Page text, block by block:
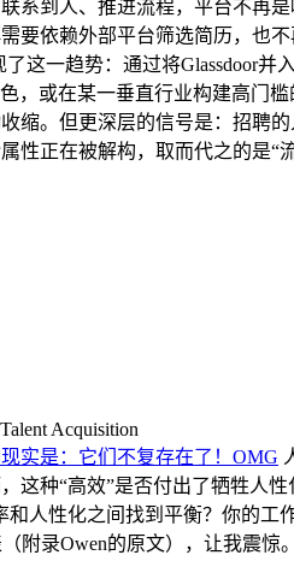
系到人、推进流程，平台不再
要依赖外部平台筛选简历，也
这一趋势：通过将Glassdoor
，或在某一垂直行业构建高门
缩。但更深层的信号是：招聘
性正在被解构，取而代之的是
Talent Acquisition
实是：它们不复存在了！OMG
这种“高效”是否付出了牺牲人
人性化之间找到平衡？你的
附录Owen的原文），让我震